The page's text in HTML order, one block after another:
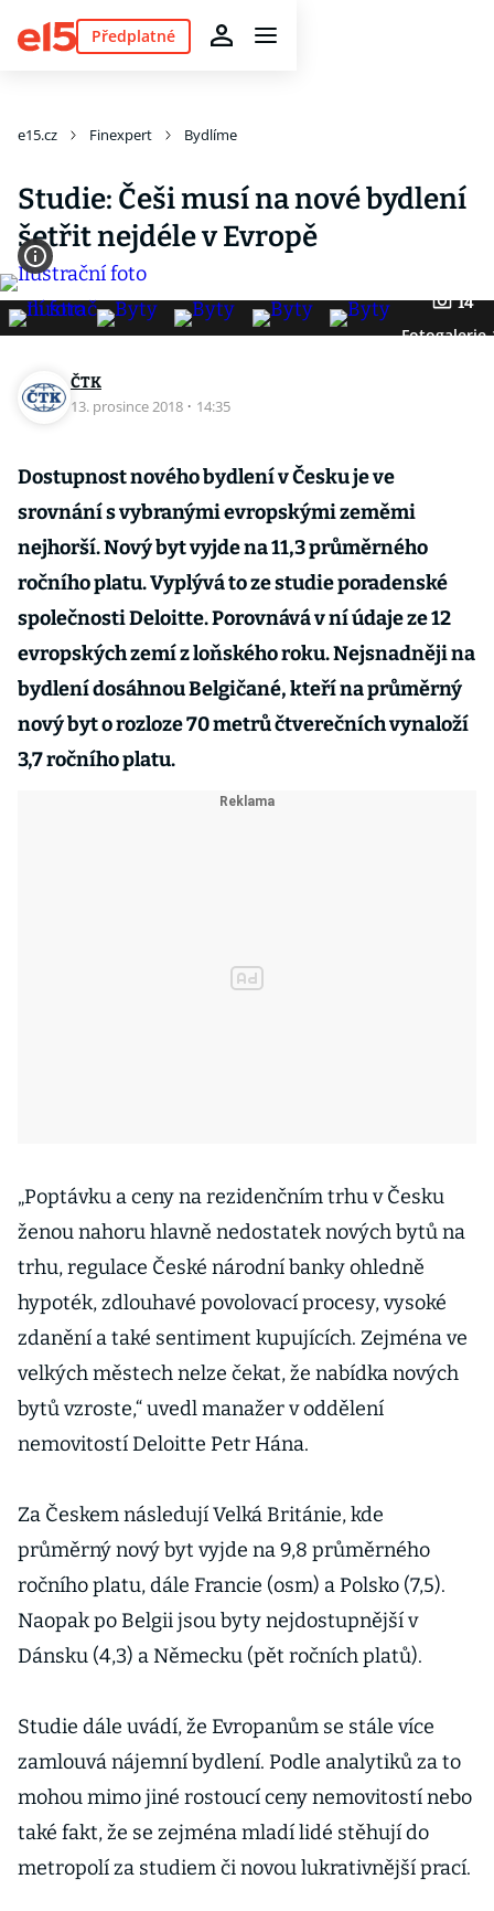
Předplatné
e15.cz Finexpert Bydlíme
Studie: Češi musí na nové bydlení
šetřit nejdéle v Evropě
14
Fotogalerie
ČTK
13. prosince 2018 · 14:35
Dostupnost nového bydlení v Česku je ve
srovnání s vybranými evropskými zeměmi
nejhorší. Nový byt vyjde na 11,3 průměrného
ročního platu. Vyplývá to ze studie poradenské
společnosti Deloitte. Porovnává v ní údaje ze 12
evropských zemí z loňského roku. Nejsnadněji na
bydlení dosáhnou Belgičané, kteří na průměrný
nový byt o rozloze 70 metrů čtverečních vynaloží
3,7 ročního platu.
„Poptávku a ceny na rezidenčním trhu v Česku
ženou nahoru hlavně nedostatek nových bytů na
trhu, regulace České národní banky ohledně
hypoték, zdlouhavé povolovací procesy, vysoké
zdanění a také sentiment kupujících. Zejména ve
velkých městech nelze čekat, že nabídka nových
bytů vzroste,“ uvedl manažer v oddělení
nemovitostí Deloitte Petr Hána.
Za Českem následují Velká Británie, kde
průměrný nový byt vyjde na 9,8 průměrného
ročního platu, dále Francie (osm) a Polsko (7,5).
Naopak po Belgii jsou byty nejdostupnější v
Dánsku (4,3) a Německu (pět ročních platů).
Studie dále uvádí, že Evropanům se stále více
zamlouvá nájemní bydlení. Podle analytiků za to
mohou mimo jiné rostoucí ceny nemovitostí nebo
také fakt, že se zejména mladí lidé stěhují do
metropolí za studiem či novou lukrativnější prací.